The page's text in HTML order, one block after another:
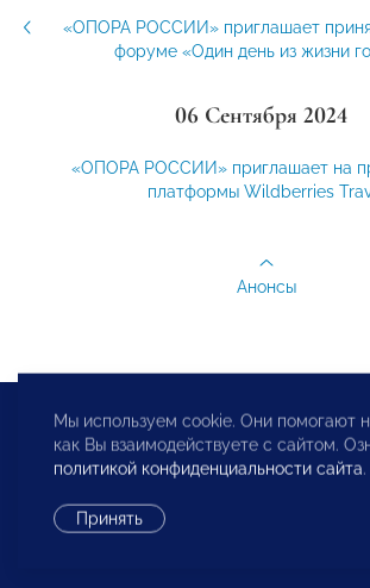
«ОПОРА РОССИИ» приглашает
форуме «Один день из жизни
06 Сентября 2024
«ОПОРА РОССИИ» приглашает на
платформы Wildberries
Анонсы
English 中文
Мы используем cookie. Они помогают
как Вы взаимодействуете с сайтом.
политикой конфиденциальности сайта.
Принять